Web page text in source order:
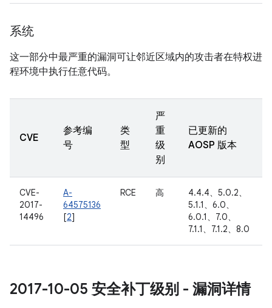
系统
这一部分中最严重的漏洞可让邻近区域内的攻击者在特权进
程环境中执行任意代码。
CVE
参考编
号
类
型
严
重
级
别
已更新的
AOSP 版本
CVE-
2017-
14496
A-
64575136
[2]
RCE 高
4.4.4、5.0.2、
5.1.1、6.0、
6.0.1、7.0、
7.1.1、7.1.2、8.0
2017-10-05 安全补丁级别 - 漏洞详情